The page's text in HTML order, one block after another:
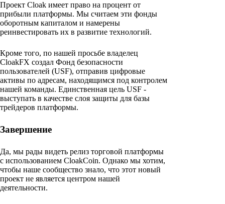
Проект Cloak имеет право на процент от
прибыли платформы. Мы считаем эти фонды
оборотным капиталом и намерены
реинвестировать их в развитие технологий.
Кроме того, по нашей просьбе владелец
CloakFX создал Фонд безопасности
пользователей (USF), отправив цифровые
активы по адресам, находящимся под контролем
нашей команды. Единственная цель USF -
выступать в качестве слоя защиты для базы
трейдеров платформы.
Завершение
Да, мы рады видеть релиз торговой платформы
с использованием CloakCoin. Однако мы хотим,
чтобы наше сообщество знало, что этот новый
проект не является центром нашей
деятельности.